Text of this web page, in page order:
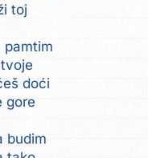
toj
pamtim
doći
gore
budim